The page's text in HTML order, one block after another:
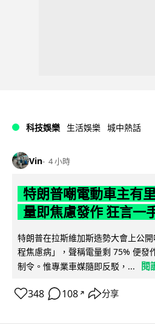
科技娛樂 生活娛樂 城中熱話
Vin 4 小時
特朗普嘲電動車主有
量即焦慮發作 狂言一
特朗普在拉斯維加斯造勢大會上公
程焦慮病」，聲稱電量剩 75% 便發
制令。惟專業車媒隨即反駁，...
閱
348 108 ↗ 分享